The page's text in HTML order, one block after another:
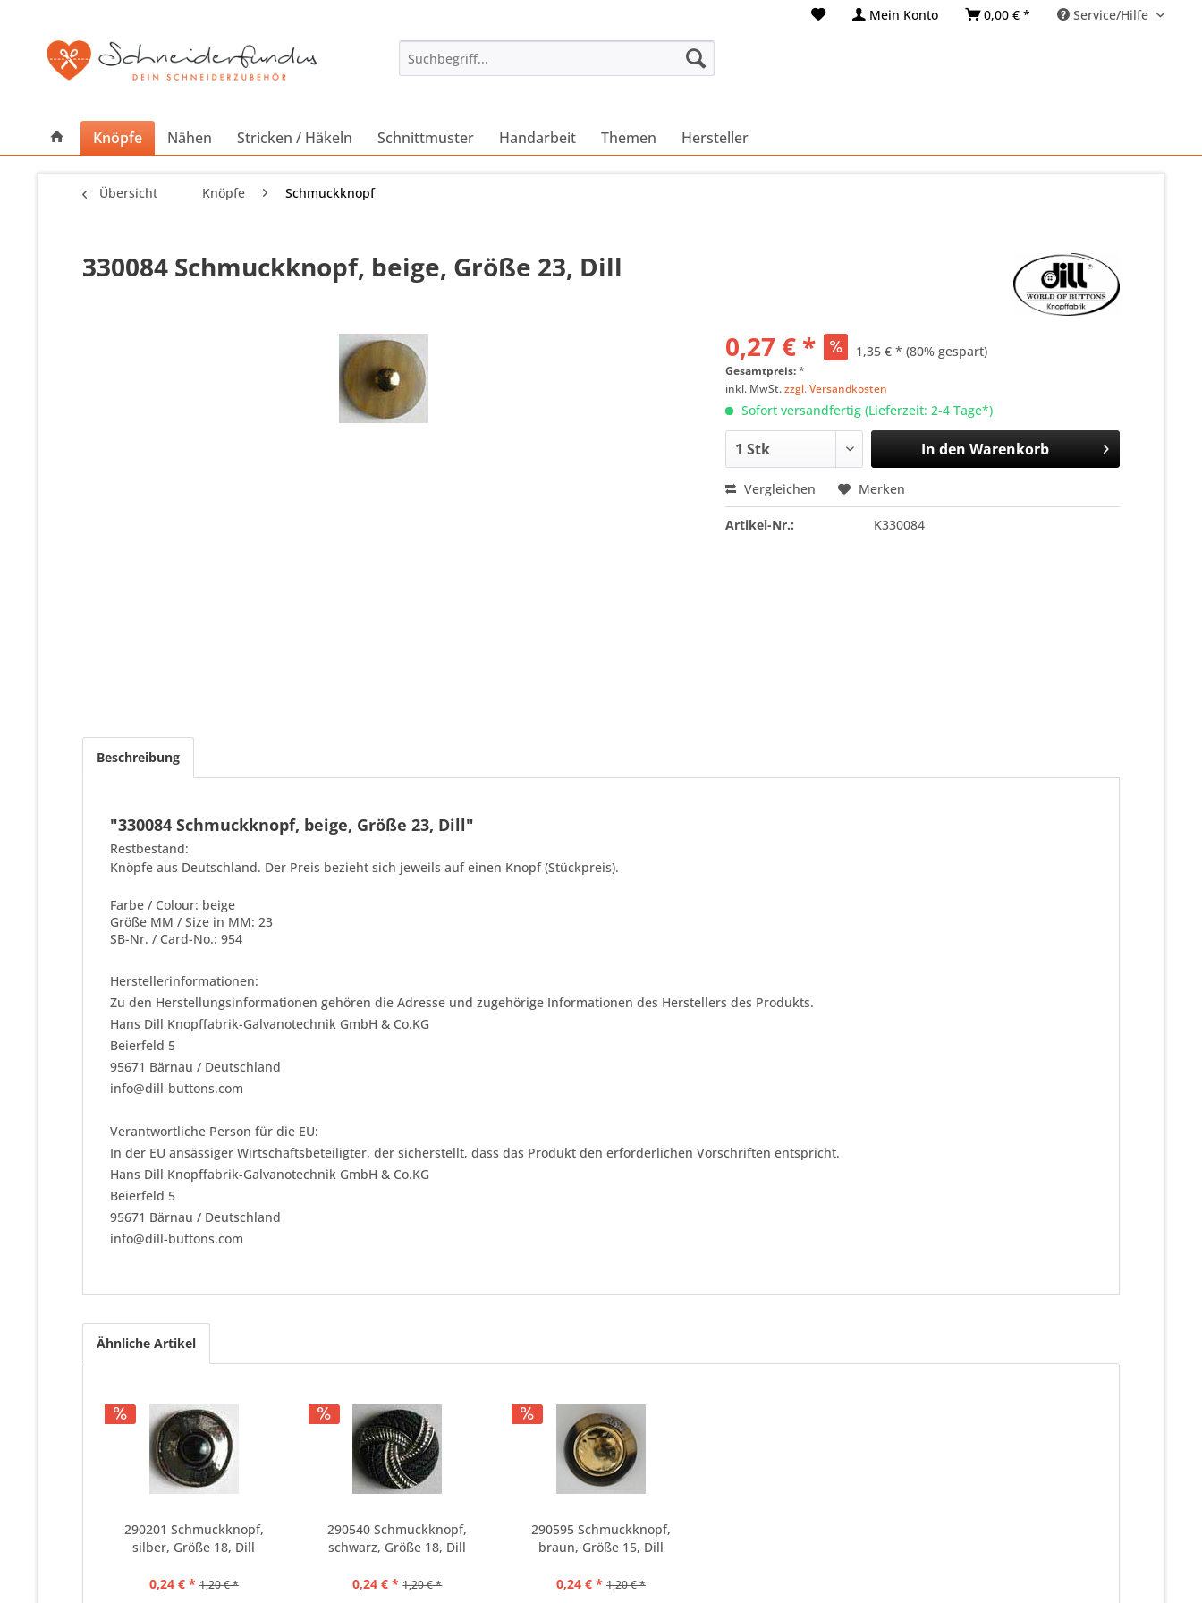
Mein Konto 0,00 € * Service/Hilfe
Knöpfe Nähen Stricken / Häkeln Schnittmuster Handarbeit Themen Hersteller
Übersicht Knöpfe Schmuckknopf
330084 Schmuckknopf, beige, Größe 23, Dill
0,27 € * 1,35 € * (80% gespart)
Gesamtpreis:*
inkl. MwSt.zzgl. Versandkosten
Sofort versandfertig (Lieferzeit: 2-4 Tage*)
In den Warenkorb
Vergleichen Merken
Artikel-Nr.: K330084
Beschreibung
"330084 Schmuckknopf, beige, Größe 23, Dill"
Restbestand:
Knöpfe aus Deutschland. Der Preis bezieht sich jeweils auf einen Knopf (Stückpreis).
Farbe / Colour: beige
Größe MM / Size in MM: 23
SB-Nr. / Card-No.: 954
Herstellerinformationen:
Zu den Herstellungsinformationen gehören die Adresse und zugehörige Informationen des Herstellers des Produkts.
Hans Dill Knopffabrik-Galvanotechnik GmbH & Co.KG
Beierfeld 5
95671 Bärnau / Deutschland
info@dill-buttons.com
Verantwortliche Person für die EU:
In der EU ansässiger Wirtschaftsbeteiligter, der sicherstellt, dass das Produkt den erforderlichen Vorschriften entspricht.
Hans Dill Knopffabrik-Galvanotechnik GmbH & Co.KG
Beierfeld 5
95671 Bärnau / Deutschland
info@dill-buttons.com
Ähnliche Artikel
290201 Schmuckknopf,
silber, Größe 18, Dill
0,24 € * 1,20 € *
290540 Schmuckknopf,
schwarz, Größe 18, Dill
0,24 € * 1,20 € *
290595 Schmuckknopf,
braun, Größe 15, Dill
0,24 € * 1,20 € *